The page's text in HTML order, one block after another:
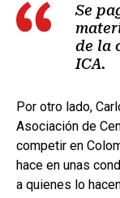
Se
de la
ICA.
Por otro lado,
Asociación de
competir en
hace en unas
a quienes lo